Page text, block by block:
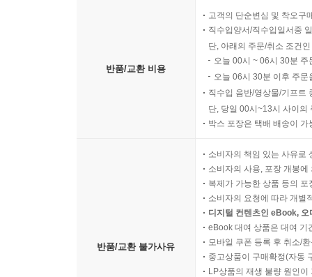
반품/교환 비용
고객의 단순변심 및 착오구
직수입양서/직수입일서중
단, 아래의 주문/취소 조건
오늘 00시 ~ 06시 30분
오늘 06시 30분 이후 주
직수입 음반/영상물/기프트
단, 당일 00시~13시 사이의
박스 포장은 택배 배송이
반품/교환 불가사유
소비자의 책임 있는 사유로
소비자의 사용, 포장 개봉
복제가 가능한 상품 등의
소비자의 요청에 따라 개별
디지털 컨텐츠인 eBook,
eBook 대여 상품은 대여 기
모바일 쿠폰 등록 후 취소/
중고상품이 구매확정(자동
LP상품의 재생 불량 원인